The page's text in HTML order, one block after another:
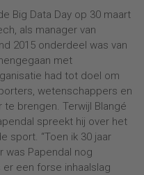
Big Data Day op 30 maart
als manager van
2015 onderdeel was van
met
had tot doel om
wetenschappers en
brengen. Terwijl Blangé
spreekt hij over het
sport. “Toen ik 30 jaar
was Papendal nog
een forse inhaalslag